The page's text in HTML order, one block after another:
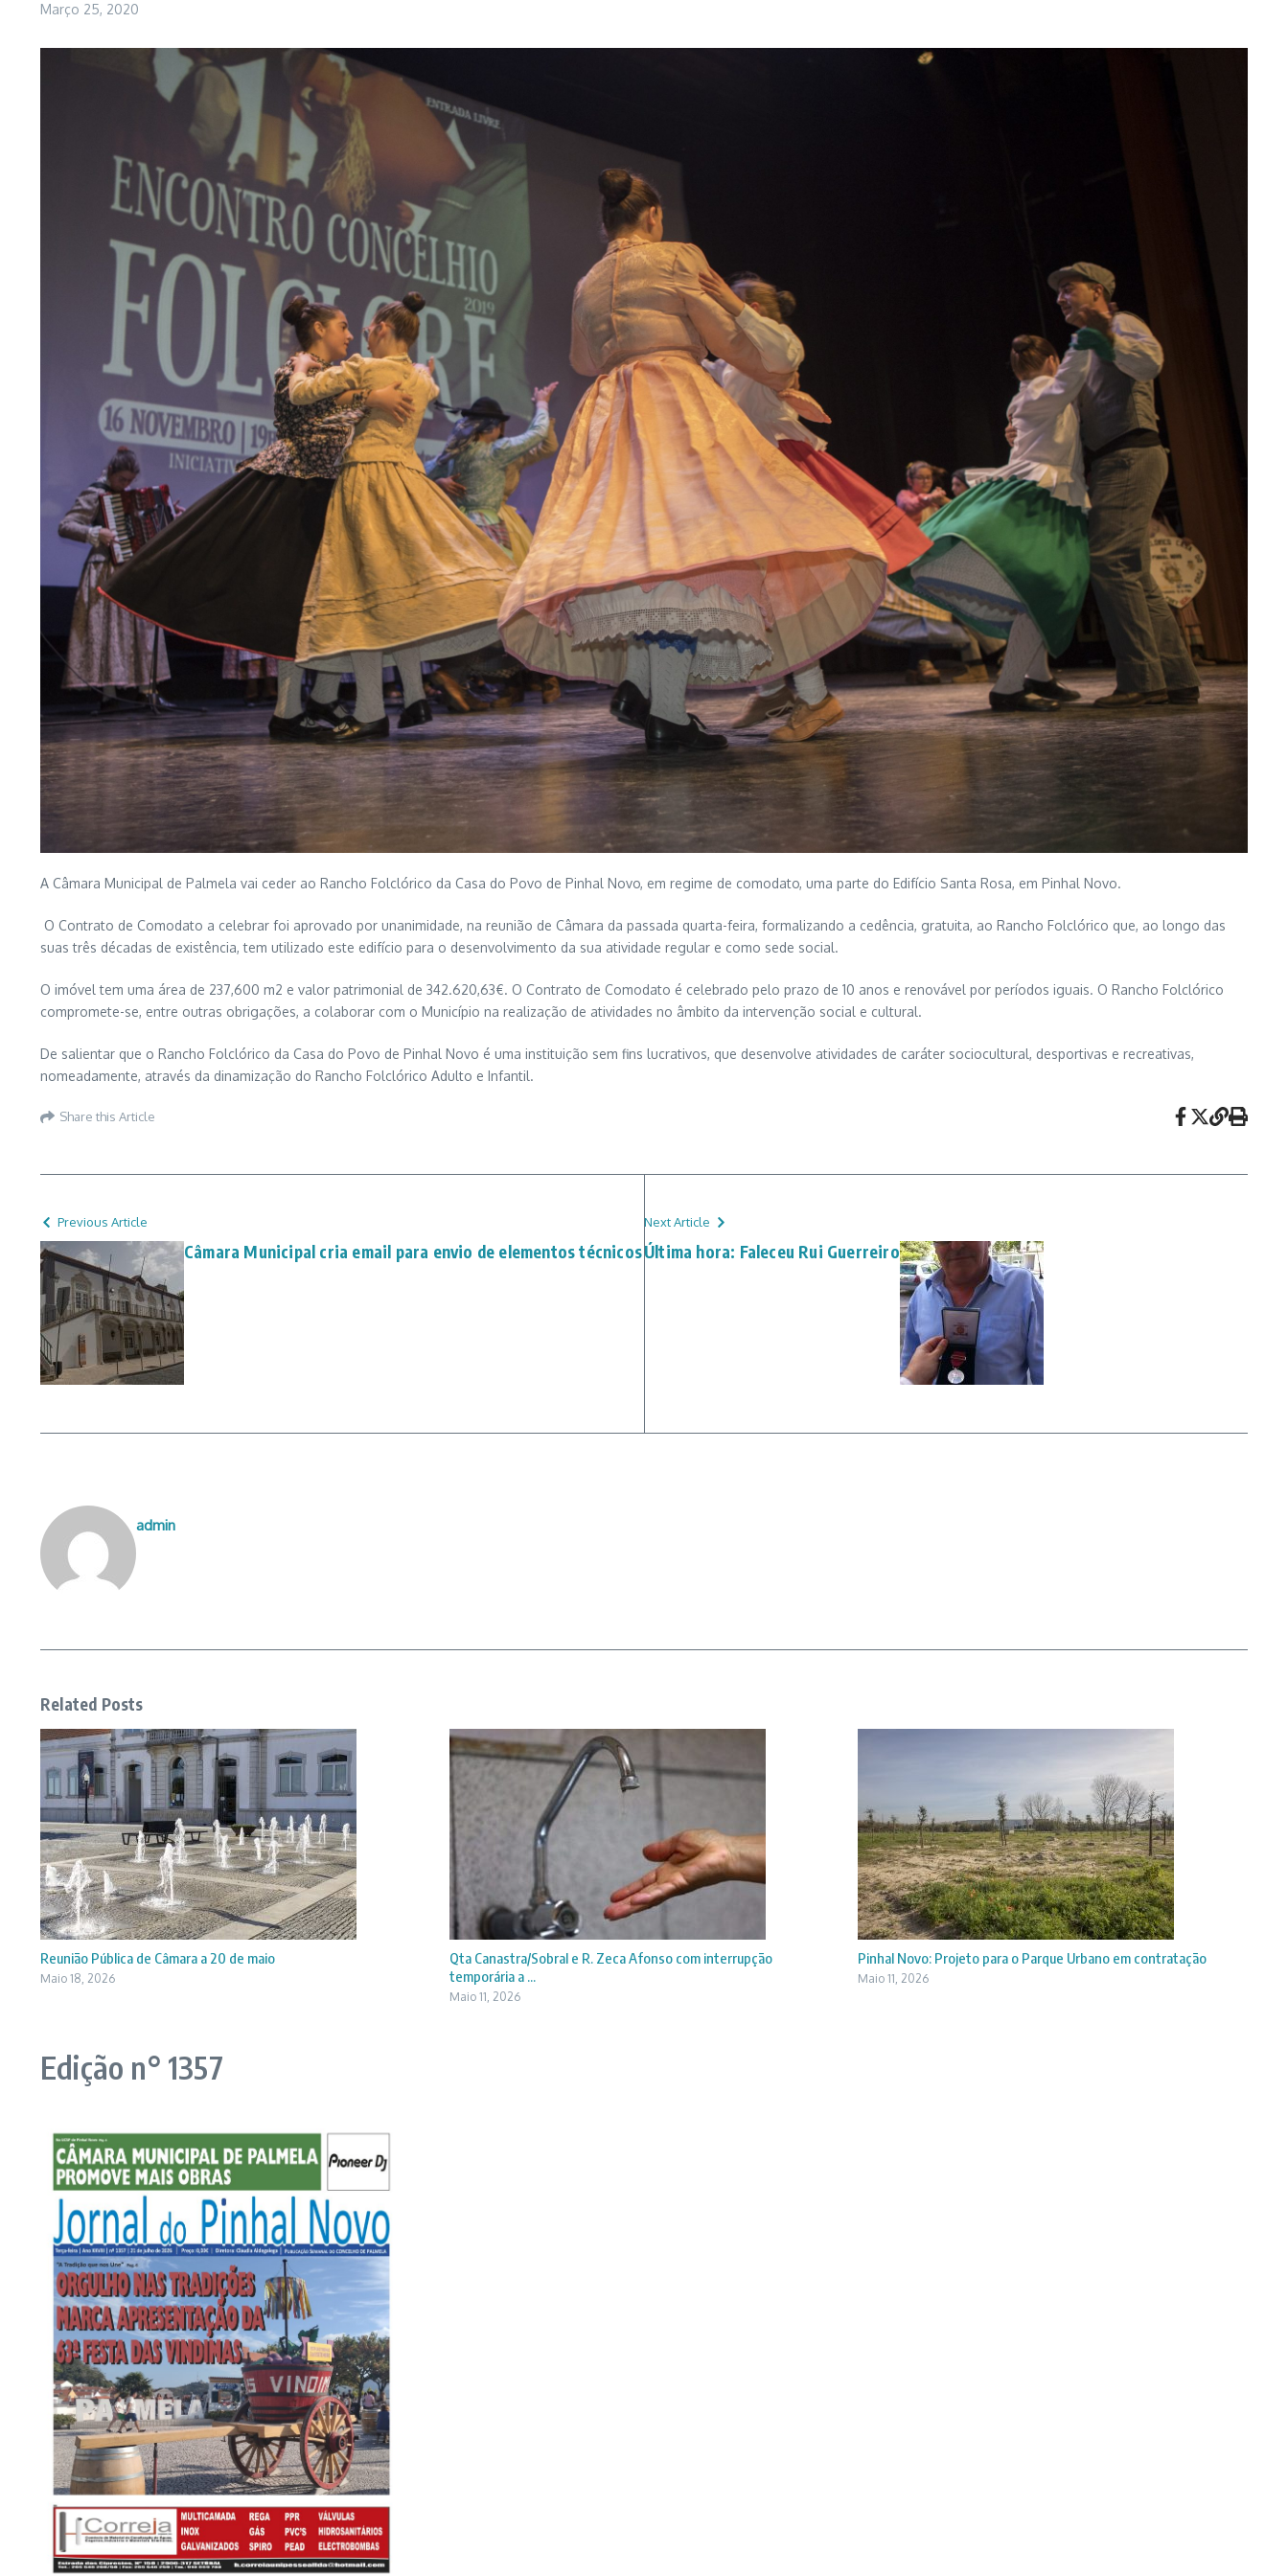
Março 25, 2020
A Câmara Municipal de Palmela vai ceder ao Rancho Folclórico da Casa do Povo de Pinhal Novo, em regime de comodato, uma parte do Edifício Santa Rosa, em Pinhal Novo.
O Contrato de Comodato a celebrar foi aprovado por unanimidade, na reunião de Câmara da passada quarta-feira, formalizando a cedência, gratuita, ao Rancho Folclórico que, ao longo das
suas três décadas de existência, tem utilizado este edifício para o desenvolvimento da sua atividade regular e como sede social.
O imóvel tem uma área de 237,600 m2 e valor patrimonial de 342.620,63€. O Contrato de Comodato é celebrado pelo prazo de 10 anos e renovável por períodos iguais. O Rancho Folclórico
compromete-se, entre outras obrigações, a colaborar com o Município na realização de atividades no âmbito da intervenção social e cultural.
De salientar que o Rancho Folclórico da Casa do Povo de Pinhal Novo é uma instituição sem fins lucrativos, que desenvolve atividades de caráter sociocultural, desportivas e recreativas,
nomeadamente, através da dinamização do Rancho Folclórico Adulto e Infantil.
Share this Article
Previous Article
Câmara Municipal cria email para envio de elementos técnicos
Next Article
Última hora: Faleceu Rui Guerreiro
admin
Related Posts
Reunião Pública de Câmara a 20 de maio
Maio 18, 2026
Qta Canastra/Sobral e R. Zeca Afonso com interrupção
temporária a ...
Maio 11, 2026
Pinhal Novo: Projeto para o Parque Urbano em contratação
Maio 11, 2026
Edição n° 1357